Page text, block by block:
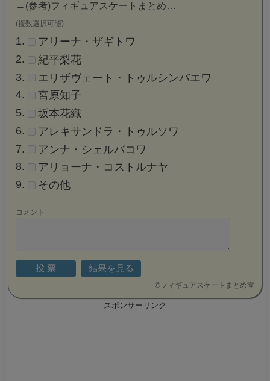
→ (参考)フィギュアスケートまとめ…
(複数選択可能)
アリーナ・ザギトワ
紀平梨花
エリザヴェート・トゥルシンバエワ
宮原知子
坂本花織
アレキサンドラ・トゥルソワ
アンナ・シェルバコワ
アリョーナ・コストルナヤ
その他
コメント
©フィギュアスケートまとめ零
スポンサーリンク